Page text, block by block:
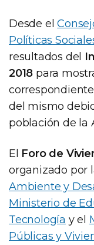
Desde el
Políticas
resultados del
2018 para
del mismo
población de la
El Foro de
organizado por
Ambiente y
Ministerio de
Tecnología y el
Públicas y